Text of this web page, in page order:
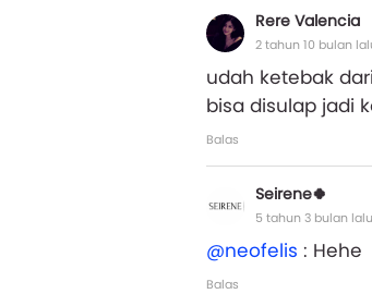
Rere Valencia
2 tahun 10 bulan
udah ketebak
bisa disulap jadi
Balas
Seirene🍀
5 tahun 3 bulan lalu
@neofelis : Hehe
Balas